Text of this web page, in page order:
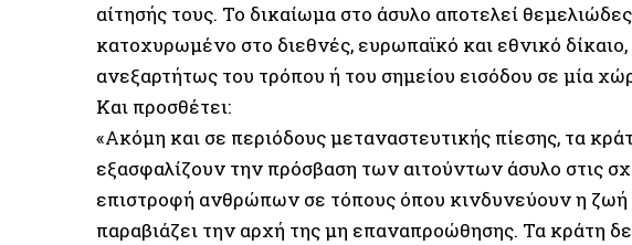
αίτησής τους. Το δικαίωμα στο άσυλο αποτελεί
κατοχυρωμένο στο διεθνές, ευρωπαϊκό και εθνικό δίκαιο,
ανεξαρτήτως του τρόπου ή του σημείου εισόδου σε μία
Και προσθέτει:
«Ακόμη και σε περιόδους μεταναστευτικής πίεσης, τα
εξασφαλίζουν την πρόσβαση των αιτούντων άσυλο στις
επιστροφή ανθρώπων σε τόπους όπου κινδυνεύουν η ζωή
παραβιάζει την αρχή της μη επαναπροώθησης. Τα κράτη